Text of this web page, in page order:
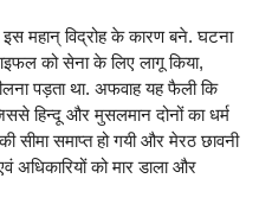
इस महान् विद्रोह के कारण बने. घटना
को सेना के लिए लागू किया,
पड़ता था. अफवाह यह फैली कि
हिन्दू और मुसलमान दोनों का धर्म
सीमा समाप्त हो गयी और मेरठ छावनी
को मार डाला और